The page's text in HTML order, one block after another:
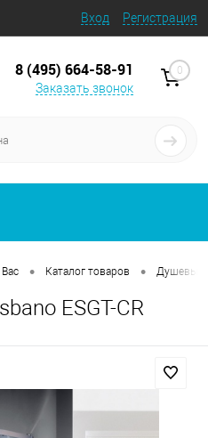
Вход Регистрация
8 (495) 664-58-91
Заказать звонок
0
• Каталог товаров • Душевые
ESGT-CR